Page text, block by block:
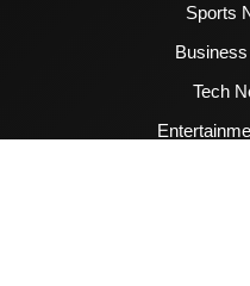
Sports
Tech